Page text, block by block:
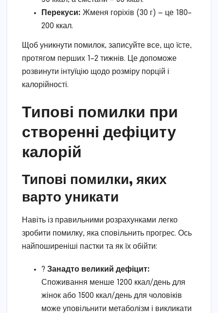
Перекуси: Жменя горіхів (30 г) — це 180–
200 ккал.
Щоб уникнути помилок, записуйте все, що їсте,
протягом перших 1–2 тижнів. Це допоможе
розвинути інтуїцію щодо розміру порцій і
калорійності.
Типові помилки при
створенні дефіциту
калорій
Типові помилки, яких
варто уникати
Навіть із правильними розрахунками легко
зробити помилку, яка сповільнить прогрес. Ось
найпоширеніші пастки та як їх обійти:
? Занадто великий дефіцит:
Споживання менше 1200 ккал/день для
жінок або 1500 ккал/день для чоловіків
може уповільнити метаболізм і викликати